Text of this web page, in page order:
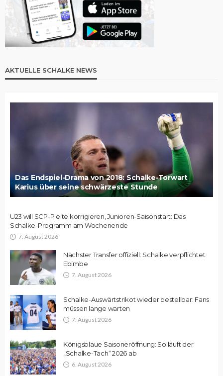
AKTUELLE SCHALKE NEWS
Das Endspiel-Drama von 2018: Schalke-Torwart
Karius über seine schwärzeste Stunde
U23 will SCP-Pleite korrigieren, Junioren-Saisonstart: Das
Schalke-Programm am Wochenende
7. August 2026
Nächster Transfer offiziell: Schalke verpflichtet
Ebimbe
7. August 2026
Schalke-Auswärtstrikot wieder bestellbar: Fans
müssen lange warten
7. August 2026
Königsblaue Saisoneröffnung: So läuft der
„Schalke-Tach“ 2026 ab
6. August 2026